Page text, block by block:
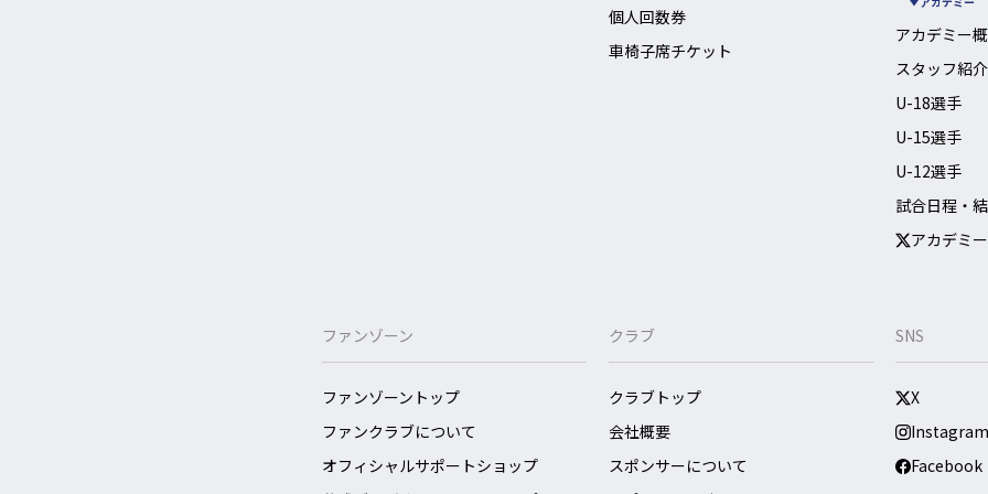
個人回数券
車椅子席チケット
アカデミー
スタッフ紹介
U-18選手
U-15選手
U-12選手
試合日程・
アカデミー
ファンゾーン
ファンゾーントップ
ファンクラブについて
オフィシャルサポートショップ
クラブ
クラブトップ
会社概要
スポンサーについて
SNS
X
Instagram
Facebook